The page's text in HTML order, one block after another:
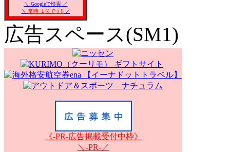
＼ Googleで検索 ／
＼ 常時 １位です!!／
広告スペース(SM1)
《-PR-広告掲載受付中枠》
＼-PR-／